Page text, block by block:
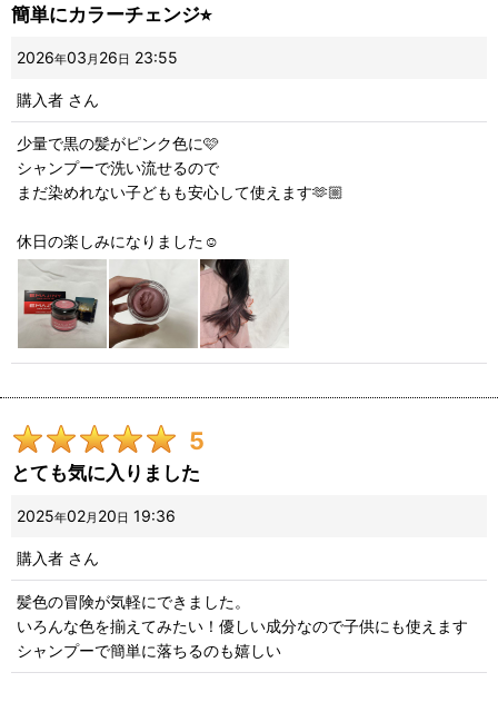
星の数 :
並び順 :
絞り込む
簡単にカラーチェンジ⭐︎
2026年03 月 26 日 23:55
購入者 さん
少量で黒の髪がピンク色に🩷
シャンプーで洗い流せるので
まだ染めれない子どもも安心して使えます🫶🏼
休日の楽しみになりました☺️
5
とても気に入りました
2025年02月 20 日 19:36
購入者 さん
髪色の冒険が気軽にできました。
いろんな色を揃えてみたい！優しい成分なので子供にも使えます
シャンプーで簡単に落ちるのも嬉しい